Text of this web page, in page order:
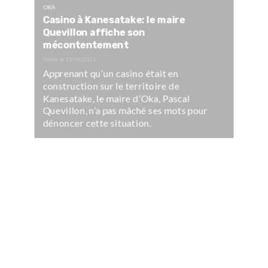
OKA
Casino à Kanesatake: le maire
Quevillon affiche son
mécontentement
Apprenant qu’un casino était en
construction sur le territoire de
Kanesatake, le maire d’Oka, Pascal
Quevillon, n’a pas mâché ses mots pour
dénoncer cette situation.